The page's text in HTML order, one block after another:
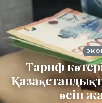
Тариф
өсіп